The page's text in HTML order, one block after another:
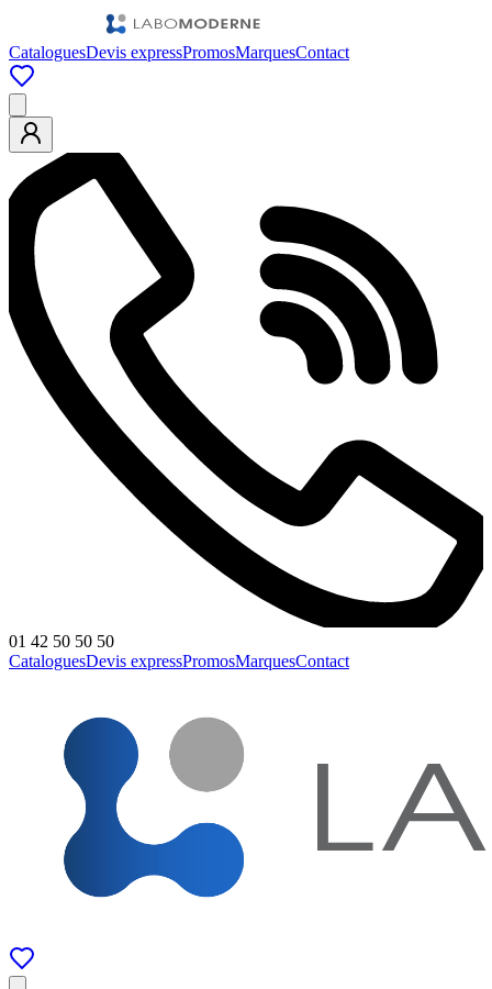
CataloguesDevis expressPromosMarquesContact
01 42 50 50 50
CataloguesDevis expressPromosMarquesContact